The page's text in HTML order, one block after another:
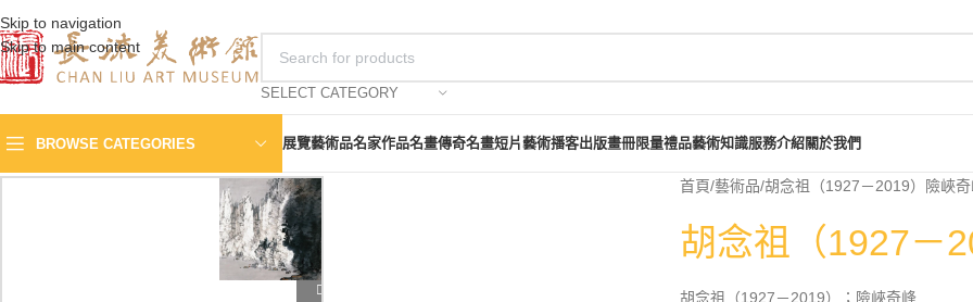
Skip to navigation
Skip to main content
SELECT CATEGORY
BROWSE CATEGORIES 展覽藝術品名家作品名畫傳奇名畫短片藝術播客出版畫冊限量禮品藝術知識服務介紹關於我們
首頁 藝術品 胡念祖（1927－2019）險峽
胡念祖（1927－
胡念祖（1927－2019）；險峽奇峰